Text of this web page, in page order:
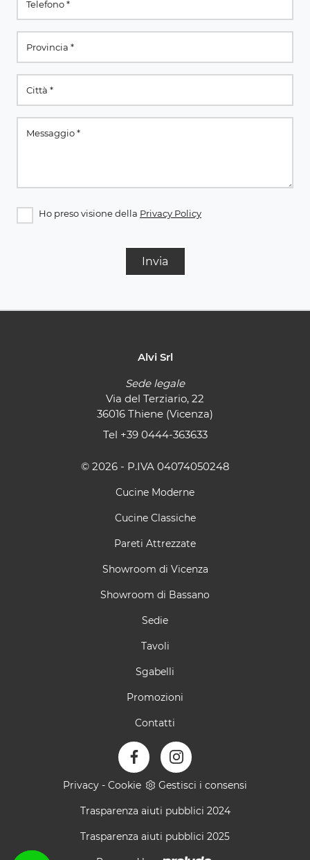
Ho preso visione della Privacy Policy
Invia
Alvi Srl
Sede legale
Via del Terziario, 22
36016 Thiene (Vicenza)
Tel +39 0444-363633
© 2026 - P.IVA 04074050248
Cucine Moderne
Cucine Classiche
Pareti Attrezzate
Showroom di Vicenza
Showroom di Bassano
Sedie
Tavoli
Sgabelli
Promozioni
Contatti
Privacy - Cookie Gestisci i consensi
Trasparenza aiuti pubblici 2024
Trasparenza aiuti pubblici 2025